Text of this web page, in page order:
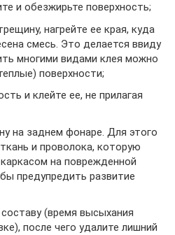
и обезжирьте поверхность;
нагрейте ее края, куда
смесь. Это делается ввиду
многими видами клея можно
поверхности;
и клейте ее, не прилагая
на заднем фонаре. Для этого
и проволока, которую
на поврежденной
предупредить развитие
(время высыхания
после чего удалите лишний